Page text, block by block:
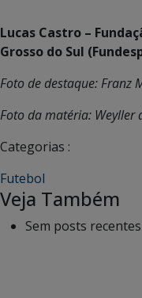
Lucas Castro –
Grosso do Sul
Foto de destaque: Franz
Foto da matéria: Weyller
Categorias :
Futebol
Veja Também
Sem posts